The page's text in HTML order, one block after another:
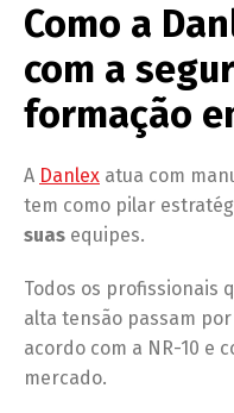
Como a
com a
formação
A Danlex atua com
tem como pilar
suas equipes.
Todos os profissionais
alta tensão passam
acordo com a NR-10 e
mercado.